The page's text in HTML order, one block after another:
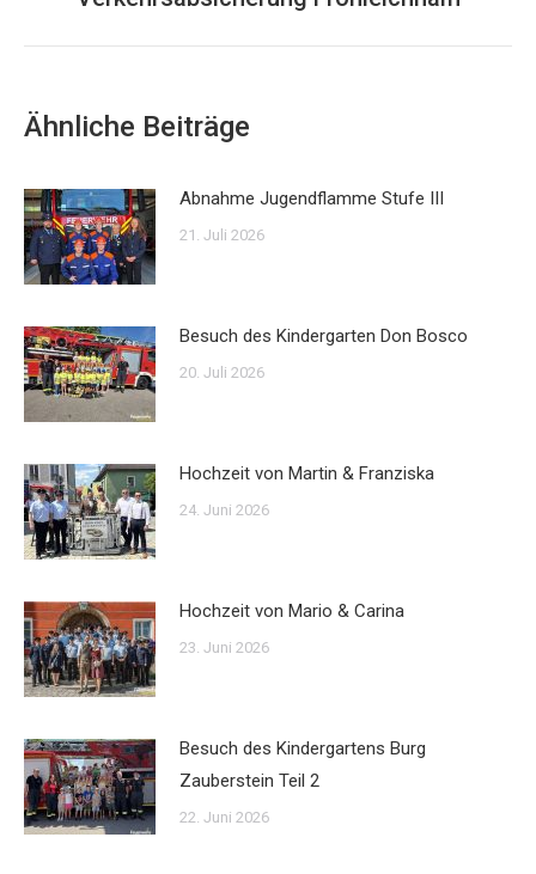
Ähnliche Beiträge
Abnahme Jugendflamme Stufe III
21. Juli 2026
Besuch des Kindergarten Don Bosco
20. Juli 2026
Hochzeit von Martin & Franziska
24. Juni 2026
Hochzeit von Mario & Carina
23. Juni 2026
Besuch des Kindergartens Burg
Zauberstein Teil 2
22. Juni 2026